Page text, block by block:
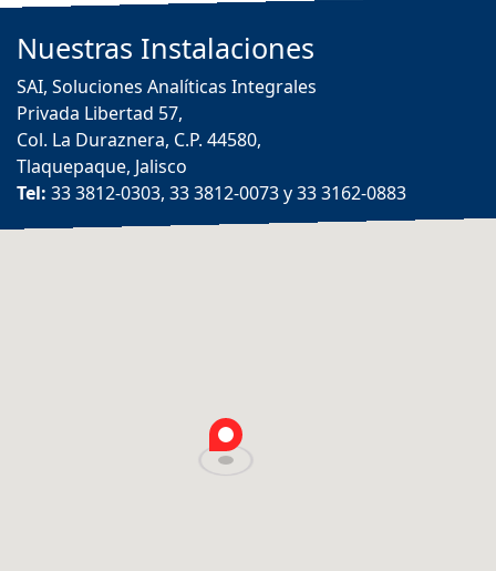
Nuestras Instalaciones
SAI, Soluciones Analíticas Integrales
Privada Libertad 57,
Col. La Duraznera, C.P. 44580,
Tlaquepaque, Jalisco
Tel: 33 3812-0303, 33 3812-0073 y 33 3162-0883